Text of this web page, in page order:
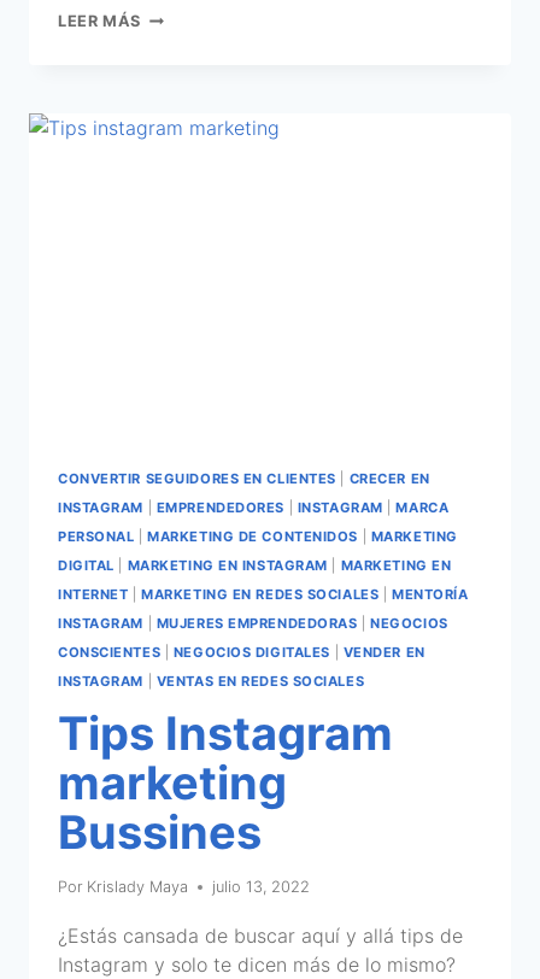
LEER MÁS
CONVERTIR SEGUIDORES EN CLIENTES
CRECER EN
INSTAGRAM
EMPRENDEDORES INSTAGRAM |MARCA
PERSONAL |MARKETING DE CONTENIDOS
MARKETING
DIGITAL
MARKETING EN INSTAGRAM
MARKETING EN
INTERNET |MARKETING EN REDES SOCIALES
MENTORÍA
INSTAGRAM
MUJERES EMPRENDEDORAS |NEGOCIOS
CONSCIENTES
NEGOCIOS DIGITALES
VENDER EN
INSTAGRAM
VENTAS EN REDES SOCIALES
Tips Instagram
marketing
Bussines
Por Krislady Maya julio 13, 2022
¿Estás cansada de buscar aquí y allá tips de
Instagram y solo te dicen más de lo mismo?